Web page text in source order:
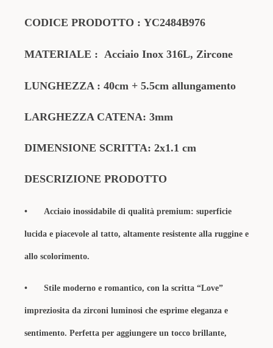
CODICE PRODOTTO : YC2484B976
MATERIALE : Acciaio Inox 316L, Zircone
LUNGHEZZA : 40cm + 5.5cm allungamento
LARGHEZZA CATENA: 3mm
DIMENSIONE SCRITTA: 2x1.1 cm
DESCRIZIONE PRODOTTO
• Acciaio inossidabile di qualità premium: superficie
lucida e piacevole al tatto, altamente resistente alla ruggine e
allo scolorimento.
• Stile moderno e romantico, con la scritta “Love”
impreziosita da zirconi luminosi che esprime eleganza e
sentimento. Perfetta per aggiungere un tocco brillante,